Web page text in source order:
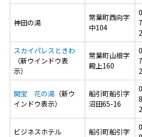
神田の湯
常葉町西向字
中104
スカイパレスときわ
（新ウインドウ表
示）
常葉町山根字
殿上160
開宝 花の湯 （新ウ
インドウ表示）
船引町船引字
沼田65-16
ビジネスホテル
船引町船引字